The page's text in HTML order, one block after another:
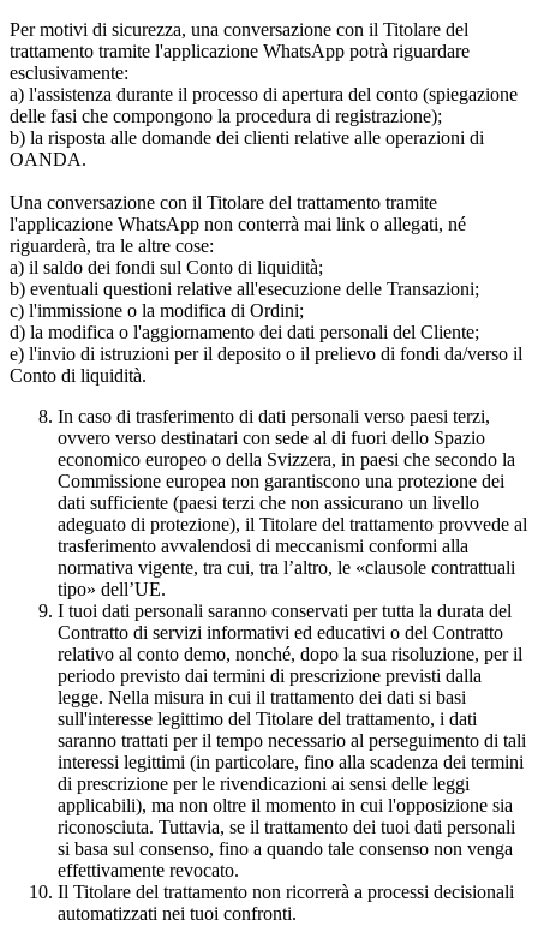
Per motivi di sicurezza, una conversazione con il Titolare del
trattamento tramite l'applicazione WhatsApp potrà riguardare
esclusivamente:
a) l'assistenza durante il processo di apertura del conto (spiegazione
delle fasi che compongono la procedura di registrazione);
b) la risposta alle domande dei clienti relative alle operazioni di
OANDA.
Una conversazione con il Titolare del trattamento tramite
l'applicazione WhatsApp non conterrà mai link o allegati, né
riguarderà, tra le altre cose:
a) il saldo dei fondi sul Conto di liquidità;
b) eventuali questioni relative all'esecuzione delle Transazioni;
c) l'immissione o la modifica di Ordini;
d) la modifica o l'aggiornamento dei dati personali del Cliente;
e) l'invio di istruzioni per il deposito o il prelievo di fondi da/verso il
Conto di liquidità.
In caso di trasferimento di dati personali verso paesi terzi,
ovvero verso destinatari con sede al di fuori dello Spazio
economico europeo o della Svizzera, in paesi che secondo la
Commissione europea non garantiscono una protezione dei
dati sufficiente (paesi terzi che non assicurano un livello
adeguato di protezione), il Titolare del trattamento provvede al
trasferimento avvalendosi di meccanismi conformi alla
normativa vigente, tra cui, tra l’altro, le «clausole contrattuali
tipo» dell’UE.
I tuoi dati personali saranno conservati per tutta la durata del
Contratto di servizi informativi ed educativi o del Contratto
relativo al conto demo, nonché, dopo la sua risoluzione, per il
periodo previsto dai termini di prescrizione previsti dalla
legge. Nella misura in cui il trattamento dei dati si basi
sull'interesse legittimo del Titolare del trattamento, i dati
saranno trattati per il tempo necessario al perseguimento di tali
interessi legittimi (in particolare, fino alla scadenza dei termini
di prescrizione per le rivendicazioni ai sensi delle leggi
applicabili), ma non oltre il momento in cui l'opposizione sia
riconosciuta. Tuttavia, se il trattamento dei tuoi dati personali
si basa sul consenso, fino a quando tale consenso non venga
effettivamente revocato.
Il Titolare del trattamento non ricorrerà a processi decisionali
automatizzati nei tuoi confronti.